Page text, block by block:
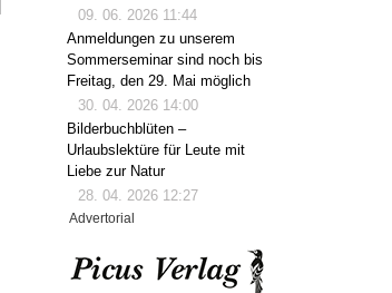
09. 06. 2026 11:44
Anmeldungen zu unserem
Sommerseminar sind noch bis
Freitag, den 29. Mai möglich
30. 04. 2026 14:00
Bilderbuchblüten –
Urlaubslektüre für Leute mit
Liebe zur Natur
28. 04. 2026 12:27
Advertorial